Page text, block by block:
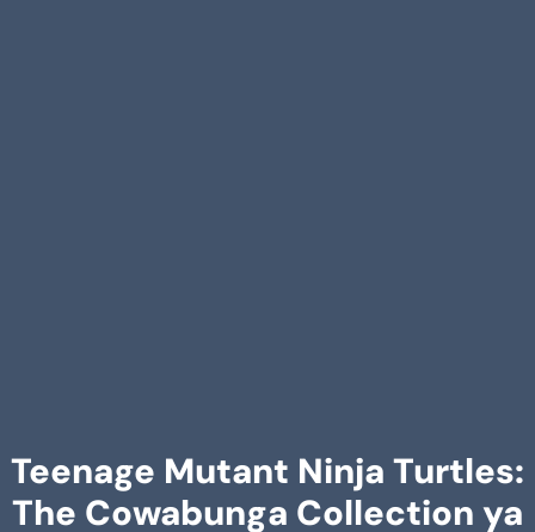
Teenage Mutant Ninja Turtles:
The Cowabunga Collection ya